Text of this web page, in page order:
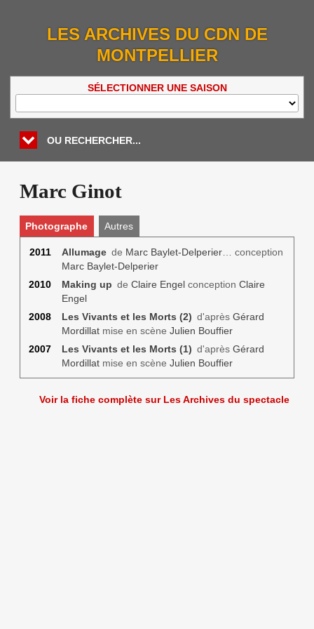
LES ARCHIVES DU CDN DE
MONTPELLIER
SÉLECTIONNER UNE SAISON
OU RECHERCHER...
Marc Ginot
Photographe Autres
2011 Allumagede Marc Baylet-Delperier… conception
Marc Baylet-Delperier
2010
Making up de Claire Engelconception Claire
Engel
2008
Les Vivants et les Morts (2) d'après Gérard
Mordillatmise en scène Julien Bouffier
2007
Les Vivants et les Morts (1) d'après Gérard
Mordillatmise en scène Julien Bouffier
Voir la fiche complète sur Les Archives du spectacle